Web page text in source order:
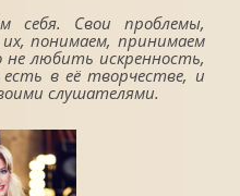
Свои проблемы,
понимаем, принимаем
любить искренность,
в её творчестве, и
слушателями.